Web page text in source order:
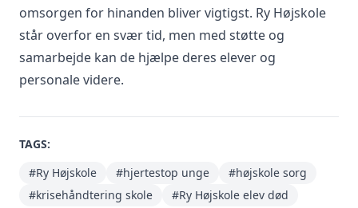
omsorgen for hinanden bliver vigtigst. Ry Højskole
står overfor en svær tid, men med støtte og
samarbejde kan de hjælpe deres elever og
personale videre.
TAGS:
#Ry Højskole
#hjertestop unge
#højskole sorg
#krisehåndtering skole
#Ry Højskole elev død